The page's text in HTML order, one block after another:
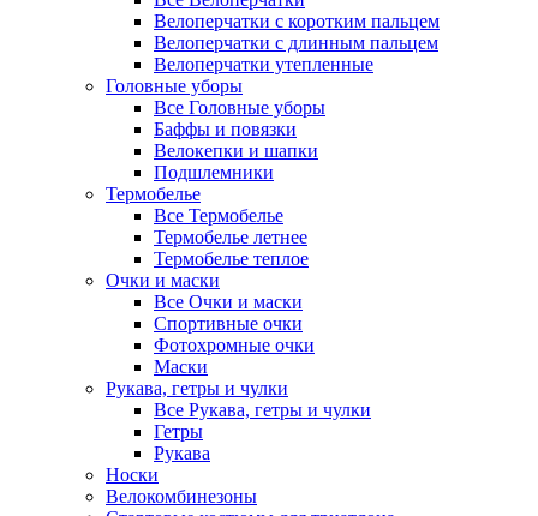
Велоперчатки с коротким пальцем
Велоперчатки с длинным пальцем
Велоперчатки утепленные
Головные уборы
Все Головные уборы
Баффы и повязки
Велокепки и шапки
Подшлемники
Термобелье
Все Термобелье
Термобелье летнее
Термобелье теплое
Очки и маски
Все Очки и маски
Спортивные очки
Фотохромные очки
Маски
Рукава, гетры и чулки
Все Рукава, гетры и чулки
Гетры
Рукава
Носки
Велокомбинезоны